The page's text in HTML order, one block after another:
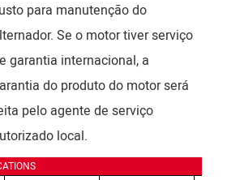
para manutenção do
Se o motor tiver serviço
garantia internacional, a
do produto do motor será
pelo agente de serviço
local.